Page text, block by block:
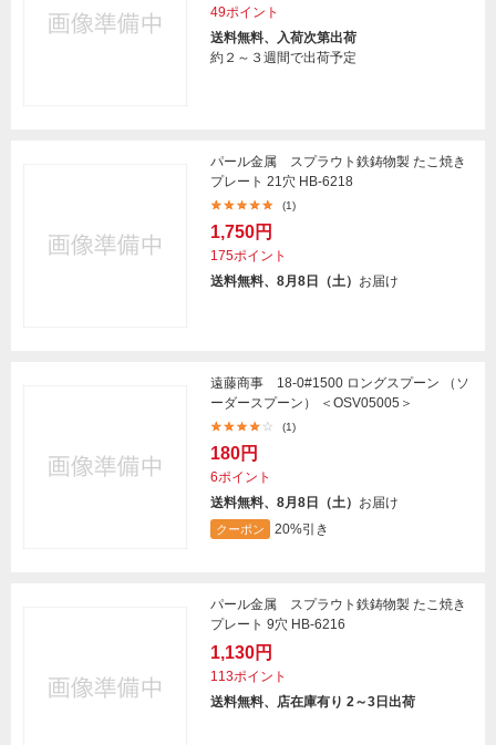
49ポイント
送料無料、入荷次第出荷
約２～３週間で出荷予定
パール金属 スプラウト鉄鋳物製 たこ焼き
プレート 21穴 HB-6218
(1)
1,750円
175ポイント
送料無料、8月8日（土） お届け
遠藤商事 18-0#1500 ロングスプーン （ソ
ーダースプーン） ＜OSV05005＞
(1)
180円
6ポイント
送料無料、8月8日（土） お届け
クーポン 20%引き
パール金属 スプラウト鉄鋳物製 たこ焼き
プレート 9穴 HB-6216
1,130円
113ポイント
送料無料、店在庫有り 2～3日出荷